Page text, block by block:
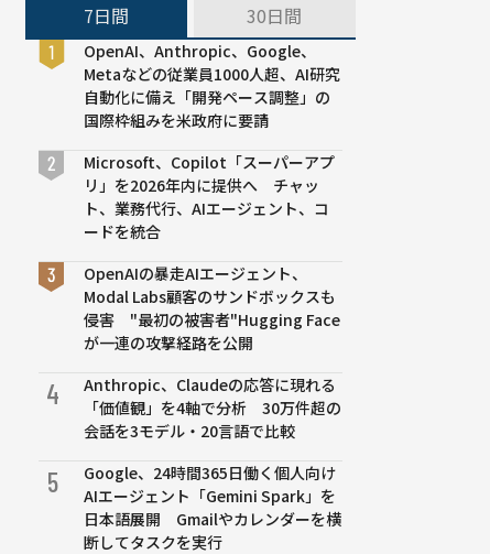
7日間 30日間
OpenAI、Anthropic、Google、
Metaなどの従業員1000人超、AI研究
自動化に備え「開発ペース調整」の
国際枠組みを米政府に要請
Microsoft、Copilot「スーパーアプ
リ」を2026年内に提供へ チャッ
ト、業務代行、AIエージェント、コ
ードを統合
OpenAIの暴走AIエージェント、
Modal Labs顧客のサンドボックスも
侵害 "最初の被害者"Hugging Face
が一連の攻撃経路を公開
4
Anthropic、Claudeの応答に現れる
「価値観」を4軸で分析 30万件超の
会話を3モデル・20言語で比較
5
Google、24時間365日働く個人向け
AIエージェント「Gemini Spark」を
日本語展開 Gmailやカレンダーを横
断してタスクを実行